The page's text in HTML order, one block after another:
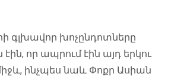
գլխավոր խոչընդոտները
էին, որ ապրում էին այդ երկու
ինչպես նաև Փոքր Ասիան